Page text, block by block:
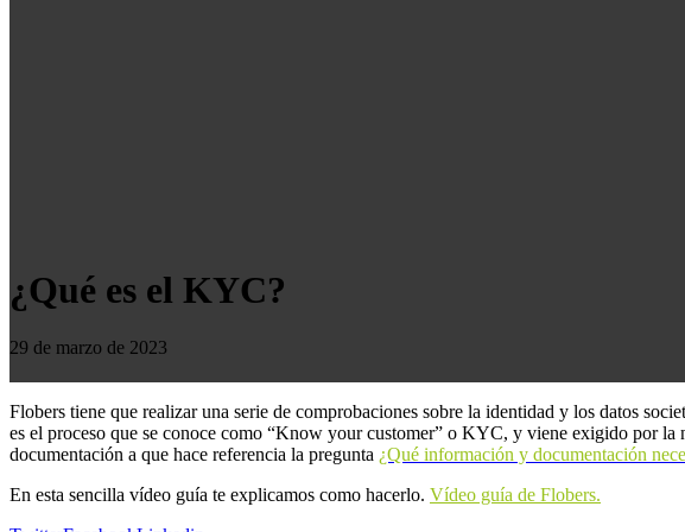
¿Qué es el KYC?
29 de marzo de 2023
Flobers tiene que realizar una serie de comprobaciones sobre la identidad y los datos
es el proceso que se conoce como “Know your customer” o KYC, y viene exigido por
documentación a que hace referencia la pregunta ¿Qué información y documentación
En esta sencilla vídeo guía te explicamos como hacerlo. Vídeo guía de Flobers.